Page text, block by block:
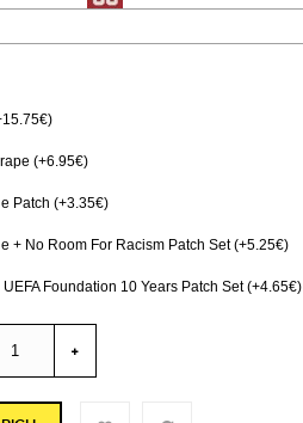
(+6.95€)
Patch (+3.35€)
+ No Room For Racism Patch Set (+5.25€)
Foundation 10 Years Patch Set (+4.65€)